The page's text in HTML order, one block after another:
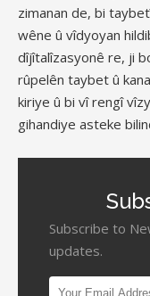
zimanan de, bi
wêne û vîdyoyan
dîjîtalîzasyonê re, ji
rûpelên taybet û
kiriye û bi vî rengî
gihandiye asteke
Subscribe to
updates.